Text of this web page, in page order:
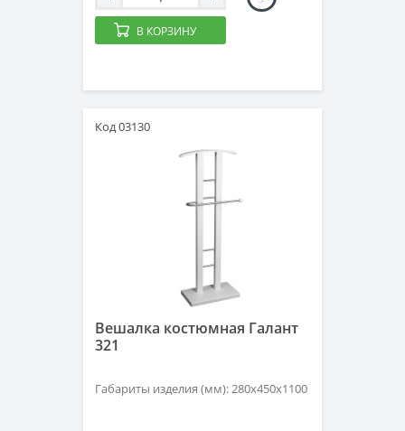
В КОРЗИНУ
Код 03130
Вешалка костюмная Галант
321
Габариты изделия (мм): 280х450х1100